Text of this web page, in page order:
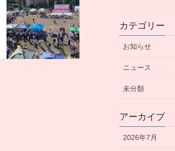
カテゴリー
お知らせ
ニュース
未分類
アーカイブ
2026年7月